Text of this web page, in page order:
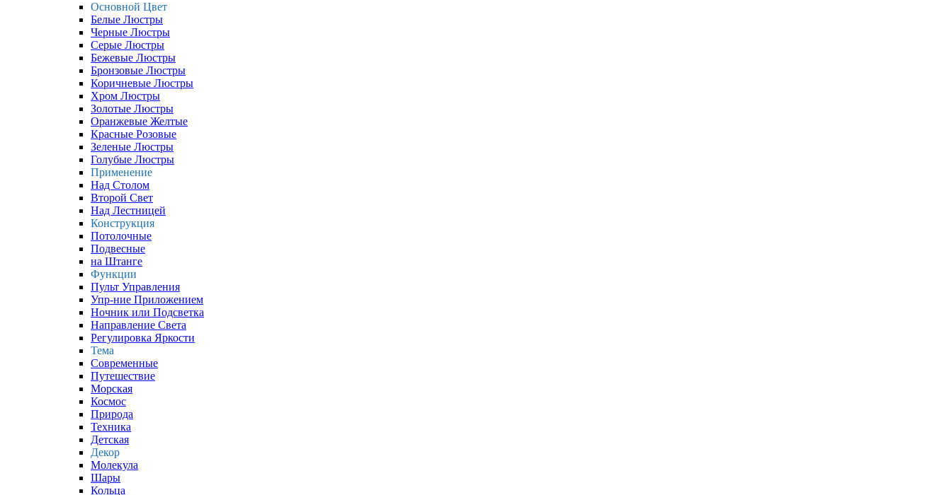
Основной Цвет
Белые Люстры
Черные Люстры
Серые Люстры
Бежевые Люстры
Бронзовые Люстры
Коричневые Люстры
Хром Люстры
Золотые Люстры
Оранжевые Желтые
Красные Розовые
Зеленые Люстры
Голубые Люстры
Применение
Над Столом
Второй Свет
Над Лестницей
Конструкция
Потолочные
Подвесные
на Штанге
Функции
Пульт Управления
Упр-ние Приложением
Ночник или Подсветка
Направление Света
Регулировка Яркости
Тема
Современные
Путешествие
Морская
Космос
Природа
Техника
Детская
Декор
Молекула
Шары
Кольца